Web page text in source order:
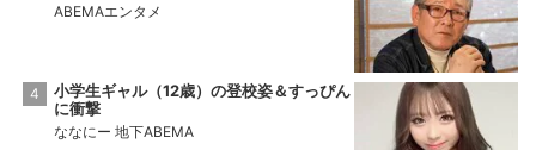
ABEMAエンタメ
小学生ギャル（12歳）の登校姿＆すっぴん
に衝撃
ななにー 地下ABEMA